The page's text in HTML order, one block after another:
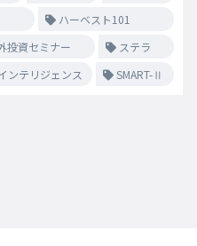
ハーベスト101
投資セミナー
ステラ
ンテリジェンス SMART-Ⅱ